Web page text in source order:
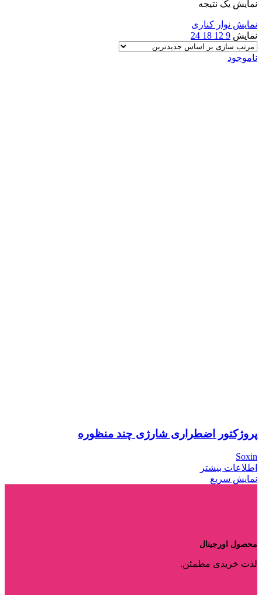
نمایش یک نتیجه
نمایش نوار کناری
نمایش 9
12
18
24
ناموجود
پروژکتور اضطراری شارژی چند منظوره
Soxin
اطلاعات بیشتر
نمایش سریع
محصول اورجینال
لذت خریدی مطمئن.